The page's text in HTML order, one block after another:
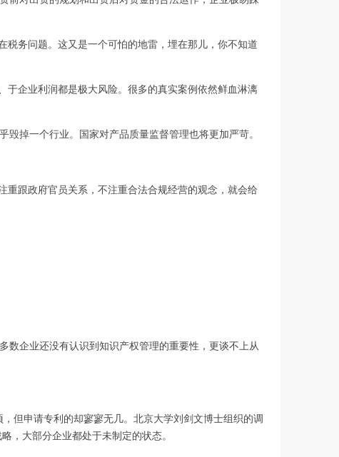
务问题。这又是一个可怕的地雷，埋在那儿，你不知道
企业利润都是极大风险。很多的真实案例依然鲜血淋漓
掉一个行业。国家对产品质量监督管理也将更加严苛。
跟政府官员关系，不注重合法合规经营的观念，就会给
数企业还没有认识到知识产权管理的重要性，更谈不上从
但申请专利的却寥寥无几。北京大学刘剑文博士组织的调
，大部分企业都处于未制定的状态。